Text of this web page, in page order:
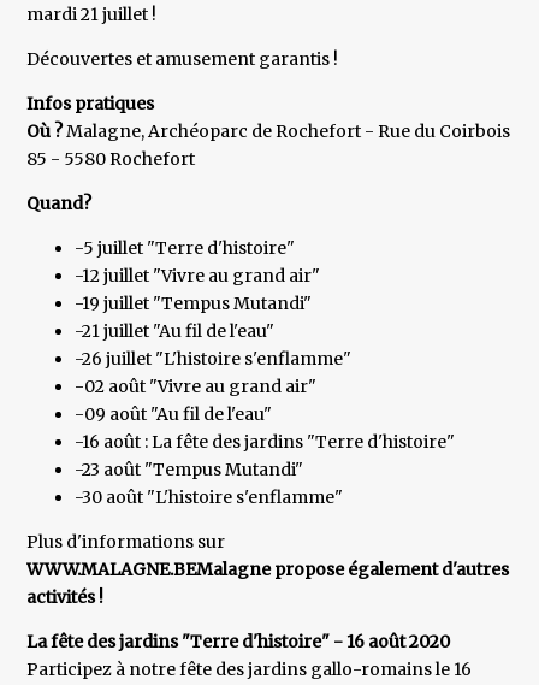
mardi 21 juillet !
Découvertes et amusement garantis !
Infos pratiques
Où ?Malagne, Archéoparc de Rochefort - Rue du Coirbois
85 - 5580 Rochefort
Quand?
-5 juillet "Terre d'histoire"
-12 juillet "Vivre au grand air"
-19 juillet "Tempus Mutandi"
-21 juillet "Au fil de l'eau"
-26 juillet "L'histoire s'enflamme"
-02 août "Vivre au grand air"
-09 août "Au fil de l'eau"
-16 août : La fête des jardins "Terre d'histoire"
-23 août "Tempus Mutandi"
-30 août "L'histoire s'enflamme"
Plus d'informations sur
WWW.MALAGNE.BEMalagne propose également d'autres
activités !
La fête des jardins "Terre d'histoire" - 16 août 2020
Participez à notre fête des jardins gallo-romains le 16